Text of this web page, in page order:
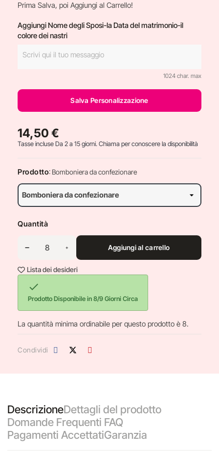
Prima Salva, poi Aggiungi al Carrello!
Aggiungi Nome degli Sposi-la Data del matrimonio-il
colore dei nastri
1024 char. max
Salva Personalizzazione
14,50 €
Tasse incluseDa 2 a 15 giorni. Chiama per conoscere la disponibilità
Prodotto: Bomboniera da confezionare
Quantità
Aggiungi al carrello
Lista dei desideri

Prodotto Disponibile in 8/9 Giorni Circa
La quantità minima ordinabile per questo prodotto è 8.
Condividi
DescrizioneDettagli del prodotto
Domande Frequenti FAQ
Pagamenti AccettatiGaranzia